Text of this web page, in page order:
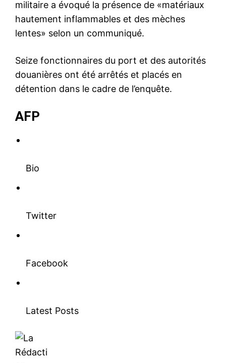
militaire a évoqué la présence de «matériaux
hautement inflammables et des mèches
lentes» selon un communiqué.
Seize fonctionnaires du port et des autorités
douanières ont été arrêtés et placés en
détention dans le cadre de l’enquête.
AFP
Bio
Twitter
Facebook
Latest Posts